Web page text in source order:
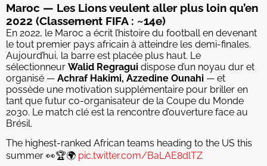
Maroc — Les Lions veulent aller plus loin qu’en
2022 (Classement FIFA : ~14e)
En 2022, le Maroc a écrit l’histoire du football en devenant
le tout premier pays africain à atteindre les demi-finales.
Aujourd’hui, la barre est placée plus haut. Le
sélectionneur Walid Regragui dispose d’un noyau dur et
organisé — Achraf Hakimi, Azzedine Ounahi — et
possède une motivation supplémentaire pour briller en
tant que futur co-organisateur de la Coupe du Monde
2030. Le match clé est la rencontre d’ouverture face au
Brésil.
The highest-ranked African teams heading to the US this
summer 👀🏆🌍 pic.twitter.com/BaLAE8dlTZ